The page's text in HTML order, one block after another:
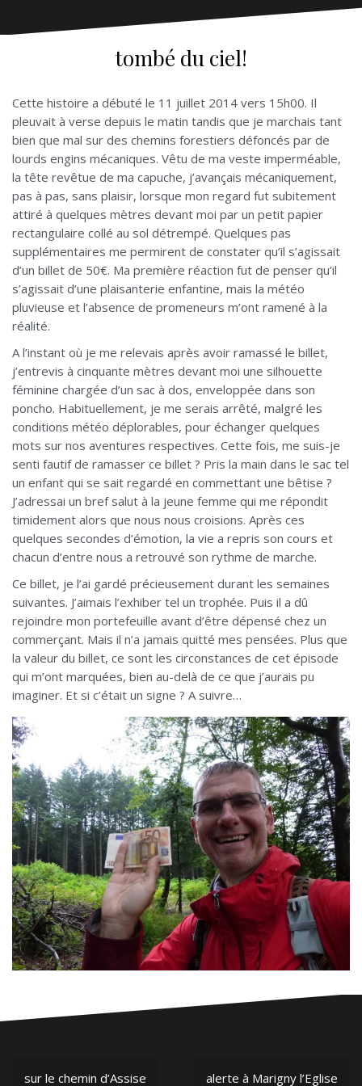
tombé du ciel!
Cette histoire a débuté le 11 juillet 2014 vers 15h00. Il
pleuvait à verse depuis le matin tandis que je marchais tant
bien que mal sur des chemins forestiers défoncés par de
lourds engins mécaniques. Vêtu de ma veste imperméable,
la tête revêtue de ma capuche, j’avançais mécaniquement,
pas à pas, sans plaisir, lorsque mon regard fut subitement
attiré à quelques mètres devant moi par un petit papier
rectangulaire collé au sol détrempé. Quelques pas
supplémentaires me permirent de constater qu’il s’agissait
d’un billet de 50€. Ma première réaction fut de penser qu’il
s’agissait d’une plaisanterie enfantine, mais la météo
pluvieuse et l’absence de promeneurs m’ont ramené à la
réalité.
A l’instant où je me relevais après avoir ramassé le billet,
j’entrevis à cinquante mètres devant moi une silhouette
féminine chargée d’un sac à dos, enveloppée dans son
poncho. Habituellement, je me serais arrêté, malgré les
conditions météo déplorables, pour échanger quelques
mots sur nos aventures respectives. Cette fois, me suis-je
senti fautif de ramasser ce billet ? Pris la main dans le sac tel
un enfant qui se sait regardé en commettant une bêtise ?
J’adressai un bref salut à la jeune femme qui me répondit
timidement alors que nous nous croisions. Après ces
quelques secondes d’émotion, la vie a repris son cours et
chacun d’entre nous a retrouvé son rythme de marche.
Ce billet, je l’ai gardé précieusement durant les semaines
suivantes. J’aimais l’exhiber tel un trophée. Puis il a dû
rejoindre mon portefeuille avant d’être dépensé chez un
commerçant. Mais il n’a jamais quitté mes pensées. Plus que
la valeur du billet, ce sont les circonstances de cet épisode
qui m’ont marquées, bien au-delà de ce que j’aurais pu
imaginer. Et si c’était un signe ? A suivre…
sur le chemin d’Assise alerte à Marigny l’Eglise